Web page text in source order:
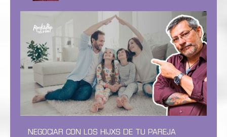
NEGOCIAR CON LOS HIJXS DE TU PAREJA